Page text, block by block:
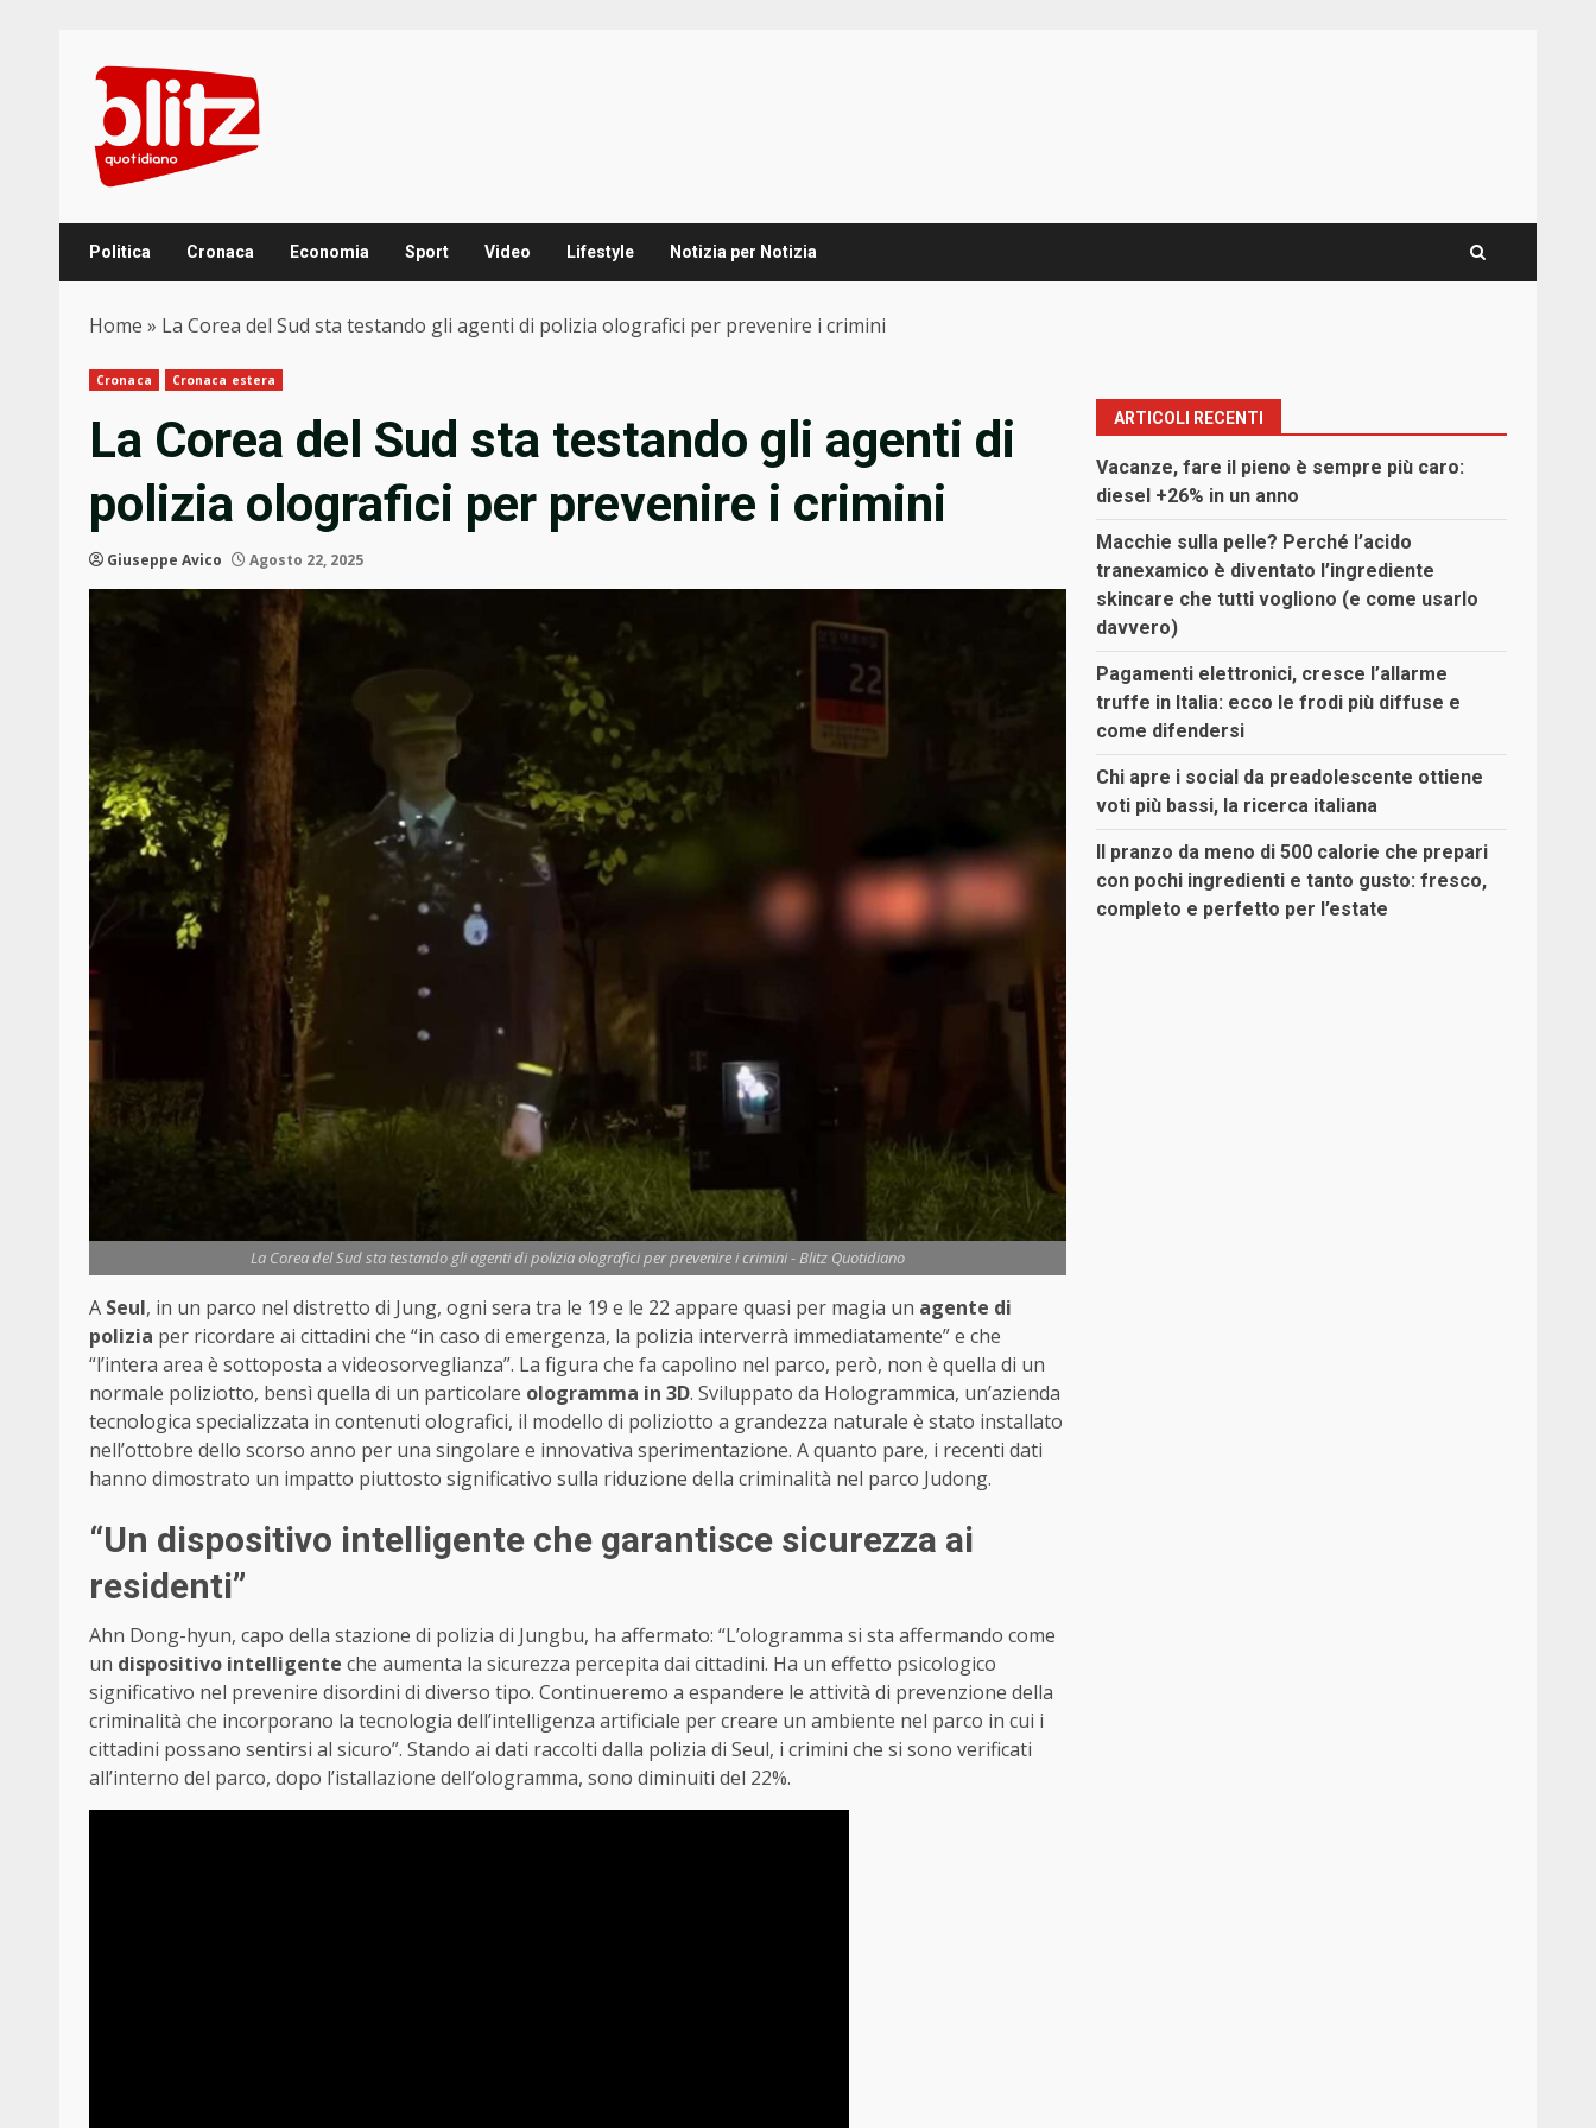
content
Politica Cronaca Economia Sport Video Lifestyle Notizia per Notizia
Home » La Corea del Sud sta testando gli agenti di polizia olografici per prevenire i crimini
Cronaca Cronaca estera
La Corea del Sud sta testando gli agenti di
polizia olografici per prevenire i crimini
Giuseppe Avico Agosto 22, 2025
La Corea del Sud sta testando gli agenti di polizia olografici per prevenire i crimini - Blitz Quotidiano
A Seul, in un parco nel distretto di Jung, ogni sera tra le 19 e le 22 appare quasi per magia un agente di
polizia per ricordare ai cittadini che “in caso di emergenza, la polizia interverrà immediatamente” e che
“l’intera area è sottoposta a videosorveglianza”. La figura che fa capolino nel parco, però, non è quella di un
normale poliziotto, bensì quella di un particolare ologramma in 3D. Sviluppato da Hologrammica, un’azienda
tecnologica specializzata in contenuti olografici, il modello di poliziotto a grandezza naturale è stato installato
nell’ottobre dello scorso anno per una singolare e innovativa sperimentazione. A quanto pare, i recenti dati
hanno dimostrato un impatto piuttosto significativo sulla riduzione della criminalità nel parco Judong.
“Un dispositivo intelligente che garantisce sicurezza ai
residenti”
Ahn Dong-hyun, capo della stazione di polizia di Jungbu, ha affermato: “L’ologramma si sta affermando come
un dispositivo intelligente che aumenta la sicurezza percepita dai cittadini. Ha un effetto psicologico
significativo nel prevenire disordini di diverso tipo. Continueremo a espandere le attività di prevenzione della
criminalità che incorporano la tecnologia dell’intelligenza artificiale per creare un ambiente nel parco in cui i
cittadini possano sentirsi al sicuro”. Stando ai dati raccolti dalla polizia di Seul, i crimini che si sono verificati
all’interno del parco, dopo l’istallazione dell’ologramma, sono diminuiti del 22%.
ARTICOLI RECENTI
Vacanze, fare il pieno è sempre più caro:
diesel +26% in un anno
Macchie sulla pelle? Perché l’acido
tranexamico è diventato l’ingrediente
skincare che tutti vogliono (e come usarlo
davvero)
Pagamenti elettronici, cresce l’allarme
truffe in Italia: ecco le frodi più diffuse e
come difendersi
Chi apre i social da preadolescente ottiene
voti più bassi, la ricerca italiana
Il pranzo da meno di 500 calorie che prepari
con pochi ingredienti e tanto gusto: fresco,
completo e perfetto per l’estate